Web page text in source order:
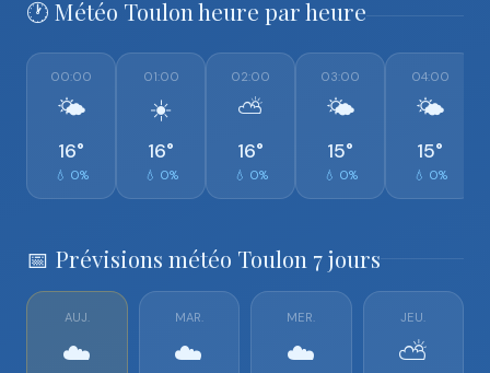
🕐 Météo Toulon heure par heure
00:00
🌤️
16°
💧 0%
01:00
☀️
16°
💧 0%
02:00
⛅
16°
💧 0%
03:00
🌤️
15°
💧 0%
04:00
🌤️
15°
💧 0%
📅 Prévisions météo Toulon 7 jours
AUJ.
☁️
MAR.
☁️
MER.
☁️
JEU.
⛅